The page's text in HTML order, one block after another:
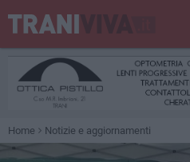
Home Notizie e aggiornamenti